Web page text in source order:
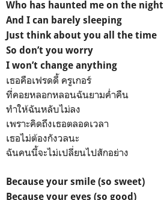
Who has haunted me on the night
And I can barely sleeping
Just think about you all the time
So don’t you worry
I won’t change anything
เธอคือเฟรดดี้ ครูเกอร์
ที่คอยหลอกหลอนฉันยามค่ำคืน
ทำให้ฉันหลับไม่ลง
เพราะคิดถึงเธอตลอดเวลา
เธอไม่ต้องกังวลนะ
ฉันคนนี้จะไม่เปลี่ยนไปสักอย่าง
Because your smile (so sweet)
Because your eyes (so good)